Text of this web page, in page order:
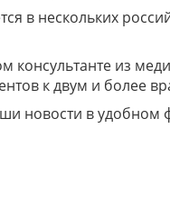
в нескольких
консультанте из
к двум и более
новости в удобном